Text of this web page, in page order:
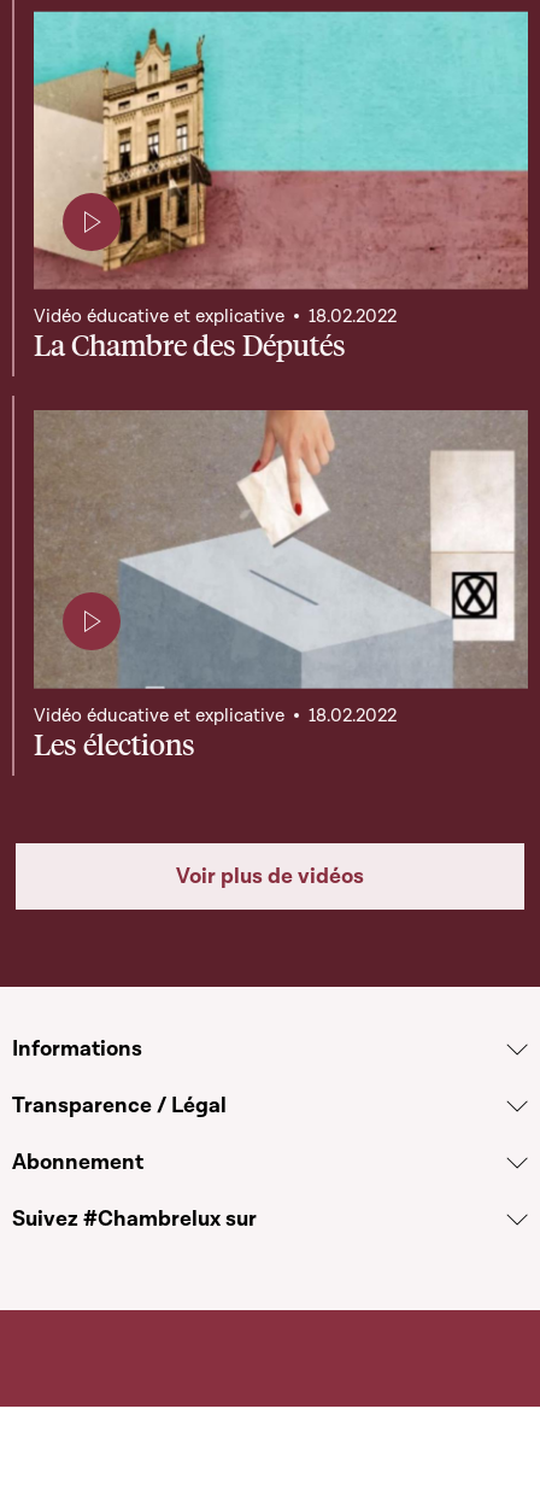
Page contenant une vidéo
La Chambre des Députés
Vidéo éducative et explicative 18.02.2022
Les élections
Vidéo éducative et explicative 18.02.2022
Voir plus de vidéos
Informations
Transparence / Légal
Abonnement
Suivez #Chambrelux sur